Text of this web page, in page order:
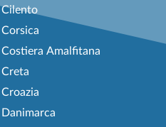
Cilento
Corsica
Costiera Amalfitana
Creta
Croazia
Danimarca